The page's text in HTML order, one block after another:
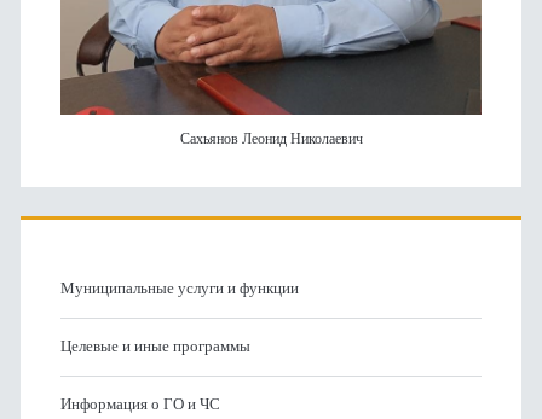
Сахьянов Леонид Николаевич
Муниципальные услуги и функции
Целевые и иные программы
Информация о ГО и ЧС